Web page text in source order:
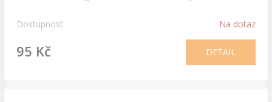
Dostupnost: Na dotaz
95 Kč DETAIL